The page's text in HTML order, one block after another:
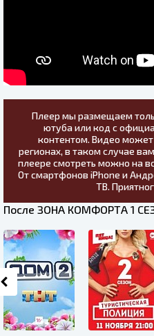
Плеер мы размещаем
ютуба или код с
контентом. Видео может
регионах, в таком случае
плеере смотреть можно на
От смартфонов iPhone и
ТВ.
После ЗОНА КОМФОРТА 1